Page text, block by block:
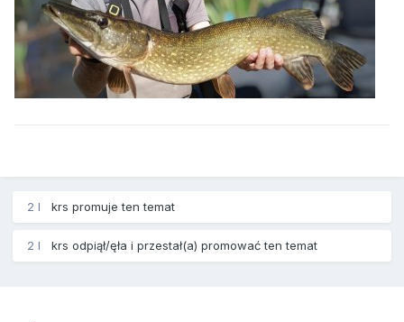
2 l krs promuje ten temat
2 l krs odpiął/ęła i przestał(a) promować ten temat